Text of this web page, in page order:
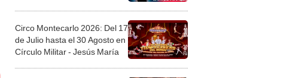
Circo Montecarlo 2026: Del 17
de Julio hasta el 30 Agosto en
Círculo Militar - Jesús María